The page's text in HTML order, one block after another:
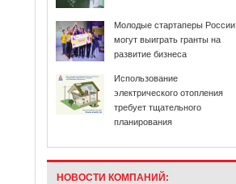
Молодые стартаперы России
могут выиграть гранты на
развитие бизнеса
Использование
электрического отопления
требует тщательного
планирования
НОВОСТИ КОМПАНИЙ: